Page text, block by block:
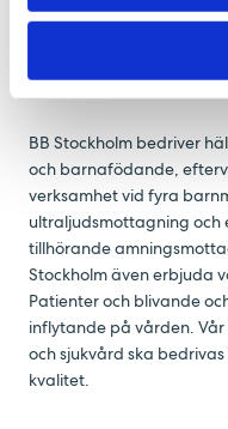
samband med
Vi är med
BB Stockholm bedriver
och barnafödande,
verksamhet vid fyra
ultraljudsmottagning och
tillhörande
Stockholm även erbjuda
Patienter och blivande
inflytande på vården.
och sjukvård ska
kvalitet.